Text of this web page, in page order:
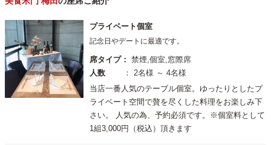
プライベート個室
記念日やデートに最適です。
席タイプ： 禁煙,個室,窓際席
人数
： 2名様 ～ 4名様
当店一番人気のテーブル個室。ゆったりとしたプ
ライベート空間で贅を尽くした料理をお楽しみ下
さい。 人気の為、予約必須です。※個室料として
1組3,000円（税込）頂きます